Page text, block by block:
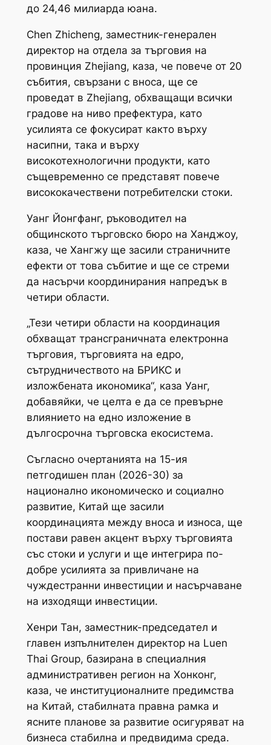
до 24,46 милиарда юана.
Chen Zhicheng, заместник-генерален
директор на отдела за търговия на
провинция Zhejiang, каза, че повече от 20
събития, свързани с вноса, ще се
проведат в Zhejiang, обхващащи всички
градове на ниво префектура, като
усилията се фокусират както върху
насипни, така и върху
високотехнологични продукти, като
същевременно се представят повече
висококачествени потребителски стоки.
Уанг Йонгфанг, ръководител на
общинското търговско бюро на Ханджоу,
каза, че Хангжу ще засили страничните
ефекти от това събитие и ще се стреми
да насърчи координирания напредък в
четири области.
„Тези четири области на координация
обхващат трансграничната електронна
търговия, търговията на едро,
сътрудничеството на БРИКС и
изложбената икономика“, каза Уанг,
добавяйки, че целта е да се превърне
влиянието на едно изложение в
дългосрочна търговска екосистема.
Съгласно очертанията на 15-ия
петгодишен план (2026-30) за
национално икономическо и социално
развитие, Китай ще засили
координацията между вноса и износа, ще
постави равен акцент върху търговията
със стоки и услуги и ще интегрира по-
добре усилията за привличане на
чуждестранни инвестиции и насърчаване
на изходящи инвестиции.
Хенри Тан, заместник-председател и
главен изпълнителен директор на Luen
Thai Group, базирана в специалния
административен регион на Хонконг,
каза, че институционалните предимства
на Китай, стабилната правна рамка и
ясните планове за развитие осигуряват на
бизнеса стабилна и предвидима среда.